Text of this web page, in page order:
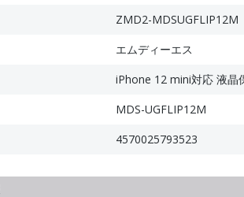
ZMD2-MDSUGFLIP12M
エムディーエス
iPhone 12 mini対応 液晶
MDS-UGFLIP12M
4570025793523